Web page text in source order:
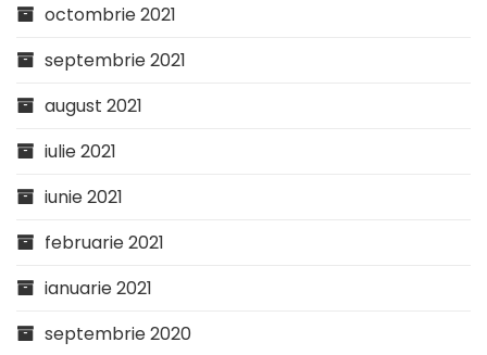
octombrie 2021
septembrie 2021
august 2021
iulie 2021
iunie 2021
februarie 2021
ianuarie 2021
septembrie 2020